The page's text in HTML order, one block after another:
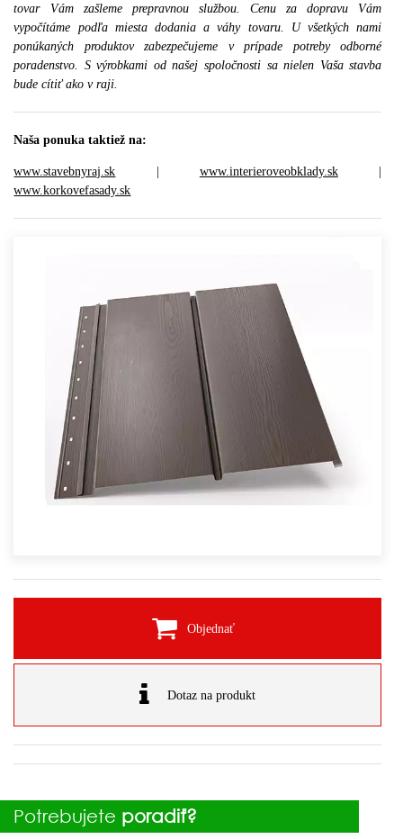
tovar Vám zašleme prepravnou službou. Cenu za dopravu Vám
vypočítáme podľa miesta dodania a váhy tovaru. U všetkých nami
ponúkaných produktov zabezpečujeme v prípade potreby odborné
poradenstvo. S výrobkami od našej spoločnosti sa nielen Vaša stavba
bude cítiť ako v raji.
Naša ponuka taktiež na:
www.stavebnyraj.sk www.interieroveobklady.sk|
www.korkovefasady.sk
Objednať
Dotaz na produkt
Potrebujete poradiť?